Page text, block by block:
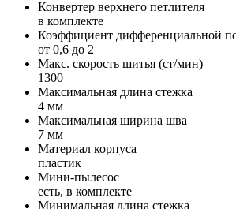
Конвертер верхнего петлителя
в комплекте
Коэффициент дифференциальной
от 0,6 до 2
Макс. скорость шитья (ст/мин)
1300
Максимальная длина стежка
4 мм
Максимальная ширина шва
7 мм
Материал корпуса
пластик
Мини-пылесос
есть, в комплекте
Минимальная длина стежка